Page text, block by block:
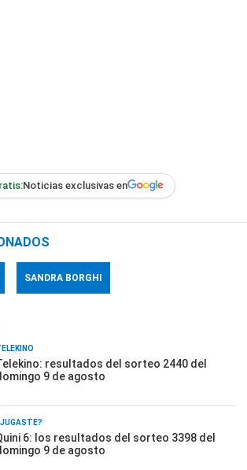
Noticias exclusivas en
SANDRA BORGHI
resultados del sorteo 2440 del
9 de agosto
6: los resultados del sorteo 3398 del
9 de agosto